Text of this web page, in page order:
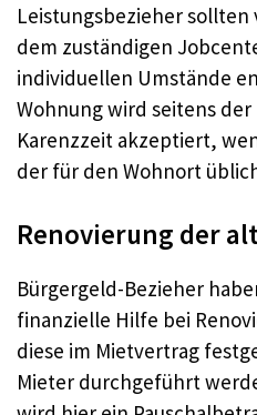
Leistungsbezieher sollten
dem zuständigen
individuellen Umstände
Wohnung wird seitens
Karenzzeit akzeptiert,
der für den Wohnort
Renovierung der
Bürgergeld-Bezieher
finanzielle Hilfe bei
diese im Mietvertrag
Mieter durchgeführt